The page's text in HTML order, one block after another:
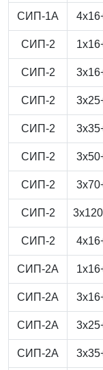
СИП-1А
СИП-2
СИП-2
СИП-2
СИП-2
СИП-2
СИП-2
СИП-2
СИП-2
СИП-2А
СИП-2А
СИП-2А
СИП-2А